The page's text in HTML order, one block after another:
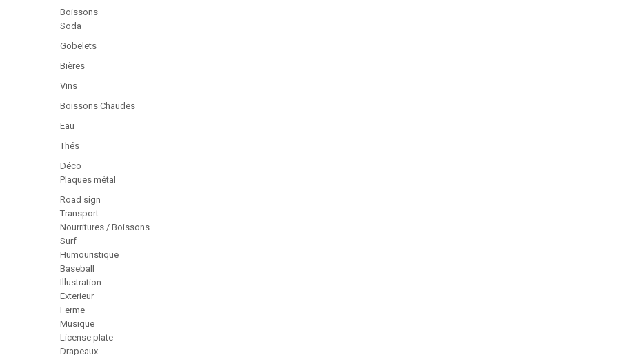
Boissons
Soda
Gobelets
Bières
Vins
Boissons Chaudes
Eau
Thés
Déco
Plaques métal
Road sign
Transport
Nourritures / Boissons
Surf
Humouristique
Baseball
Illustration
Exterieur
Ferme
Musique
License plate
Drapeaux